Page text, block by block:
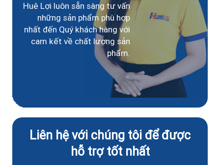
Huê Lợi luôn sẵn sàng tư vấn
những sản phẩm phù hợp
nhất đến Quý khách hàng với
cam kết về chất lượng sản
phẩm.
Liên hệ với chúng tôi để được
hỗ trợ tốt nhất